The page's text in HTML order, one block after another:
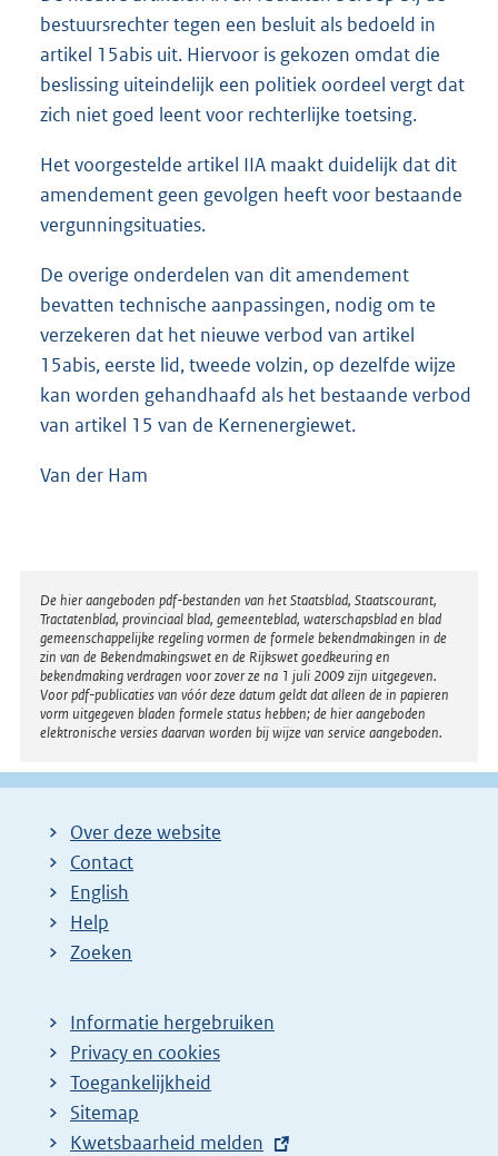
bestuursrechter tegen een besluit als bedoeld in
artikel 15abis uit. Hiervoor is gekozen omdat die
beslissing uiteindelijk een politiek oordeel vergt dat
zich niet goed leent voor rechterlijke toetsing.
Het voorgestelde artikel IIA maakt duidelijk dat dit
amendement geen gevolgen heeft voor bestaande
vergunningsituaties.
De overige onderdelen van dit amendement
bevatten technische aanpassingen, nodig om te
verzekeren dat het nieuwe verbod van artikel
15abis, eerste lid, tweede volzin, op dezelfde wijze
kan worden gehandhaafd als het bestaande verbod
van artikel 15 van de Kernenergiewet.
Van der Ham
Disclaimer
De hier aangeboden pdf-bestanden van het Staatsblad, Staatscourant,
Tractatenblad, provinciaal blad, gemeenteblad, waterschapsblad en blad
gemeenschappelijke regeling vormen de formele bekendmakingen in de
zin van de Bekendmakingswet en de Rijkswet goedkeuring en
bekendmaking verdragen voor zover ze na 1 juli 2009 zijn uitgegeven.
Voor pdf-publicaties van vóór deze datum geldt dat alleen de in papieren
vorm uitgegeven bladen formele status hebben; de hier aangeboden
elektronische versies daarvan worden bij wijze van service aangeboden.
Over deze website
Contact
English
Help
Zoeken
Informatie hergebruiken
Privacy en cookies
Toegankelijkheid
Sitemap
E
Kwetsbaarheid melden